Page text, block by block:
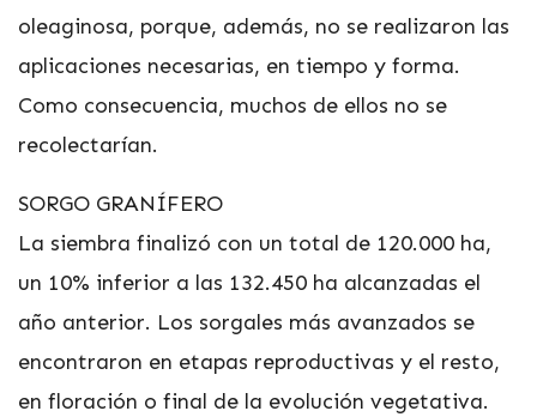
oleaginosa, porque, además, no se realizaron las
aplicaciones necesarias, en tiempo y forma.
Como consecuencia, muchos de ellos no se
recolectarían.
SORGO GRANÍFERO
La siembra finalizó con un total de 120.000 ha,
un 10% inferior a las 132.450 ha alcanzadas el
año anterior. Los sorgales más avanzados se
encontraron en etapas reproductivas y el resto,
en floración o final de la evolución vegetativa.